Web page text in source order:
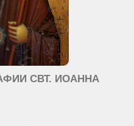
СВТ. ИОАННА